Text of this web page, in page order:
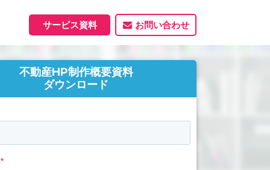
サービス一覧
ホームページ
ホームページ制作実績
資料ダウンロード
サービス資料 お問い合わせ
不動産HP制作概要資料
ダウンロード